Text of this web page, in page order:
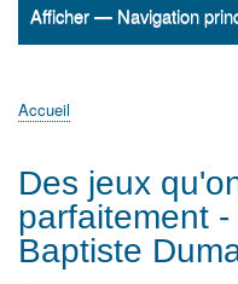
Navigation
Afficher — Navigation
Accueil
ActualitésMATh.en.JEANS ?
Régions et Ateliers
Créer, gérer un atelier
Sujets/Publications
Congrès
d'Ariane
Accueil
Des jeux
parfaitement
Baptiste